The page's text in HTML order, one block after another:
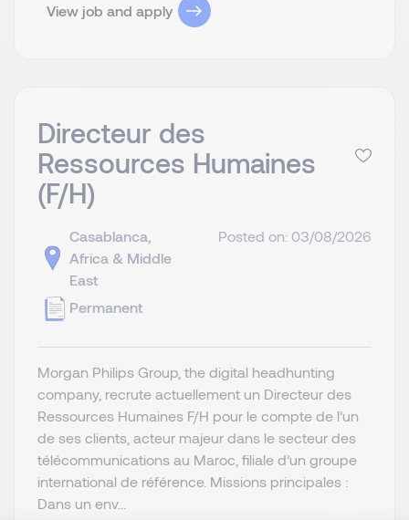
View job and apply
Directeur des
Ressources Humaines
(F/H)
Casablanca,
Africa & Middle
East
Permanent
Posted on: 03/08/2026
Morgan Philips Group, the digital headhunting
company, recrute actuellement un Directeur des
Ressources Humaines F/H pour le compte de l’un
de ses clients, acteur majeur dans le secteur des
télécommunications au Maroc, filiale d’un groupe
international de référence. Missions principales :
Dans un env...